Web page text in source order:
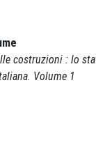
costruzioni : lo
Volume 1